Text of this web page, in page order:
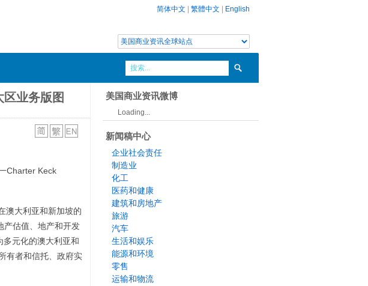
简体中文 繁體中文 English
业务版图
Charter Keck
澳大利亚和新加坡的
产估值、地产和开发
元化的澳大利亚和
有者和信托、政府实
美国商业资讯微博
Loading...
新闻稿中心
企业社会责任
制造业
化工
医药和健康
建筑和房地产
旅游
汽车
生活和娱乐
能源和环境
零售
运输和物流